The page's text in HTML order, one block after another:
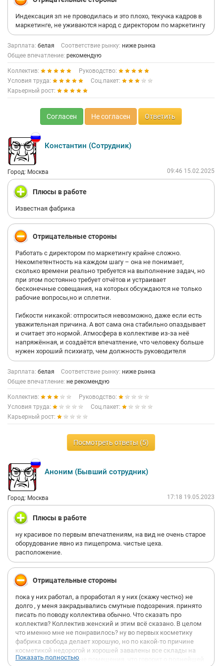
Уже одно ее нарциссическое расстройство в некоторых
компаниях могло бы стать поводом для дисквалификации с
руководящей должности, не говоря уже о ее не способности
организовать работу отдела и низкой компетентности в
вопросах маркетинга, планирования. С таким руководителем
складывается впечатление, что у компании нет цели
финансовой эффективности и никого не волнует что эта
руководитель наносит компании прямой финансовый ущерб.
Индексация зп не проводилась и это плохо, текучка кадров в
маркетинге, не уживаются народ с директором по маркетингу
Зарплата: белая Соответствие рынку: ниже рынка
Общее впечатление: рекомендую
Коллектив:
Руководство:
Условия труда:
Соц.пакет:
Карьерный рост:
Согласен Не согласен Ответить
Константин (Сотрудник)
Город: Москва 09:46 15.02.2025
Плюсы в работе
Известная фабрика
Отрицательные стороны
Работать с директором по маркетингу крайне сложно.
Некомпетентность на каждом шагу – она не понимает,
сколько времени реально требуется на выполнение задач, но
при этом постоянно требует отчётов и устраивает
бесконечные совещания, на которых обсуждаются не только
рабочие вопросы,но и сплетни.
Гибкости никакой: отпроситься невозможно, даже если есть
уважительная причина. А вот сама она стабильно опаздывает
и считает это нормой. Атмосфера в коллективе из-за неё
напряжённая, и создаётся впечатление, что человеку больше
нужен хороший психиатр, чем должность руководителя
Зарплата: белая Соответствие рынку: ниже рынка
Общее впечатление: не рекомендую
Коллектив:
Руководство:
Условия труда:
Соц.пакет:
Карьерный рост:
Посмотреть ответы (5)
Аноним (Бывший сотрудник)
Город: Москва 17:18 19.05.2023
Плюсы в работе
ну красивое по первым впечатлениям, на вид не очень старое
оборудование явно из пищепрома. чистые цеха.
расположение.
Отрицательные стороны
пока у них работал, а проработал я у них (скажу честно) не
долго , у меня закрадывались смутные подозрения. принято
писать по поводу коллектива обычно. Что сказать про
коллектив? Коллектив женский и этим всё сказано. В целом
что именно мне не понравилось? ну во первых косметику
фабрика свобода делает хорошую, но по какой-то причине
косметикой недорогой и хорошей завалены все склады на
заводе и даже цеховые помещения, что говорит о полнейшей
Показать полностью